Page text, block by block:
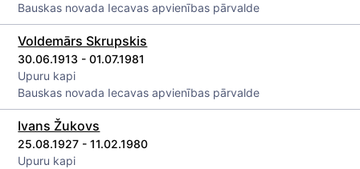
Bauskas novada Iecavas apvienības pārvalde
Voldemārs Skrupskis
30.06.1913 - 01.07.1981
Upuru kapi
Bauskas novada Iecavas apvienības pārvalde
Ivans Žukovs
25.08.1927 - 11.02.1980
Upuru kapi